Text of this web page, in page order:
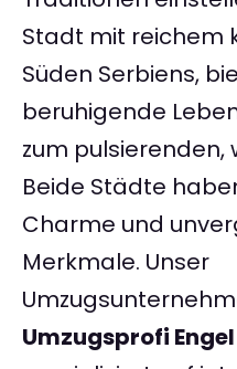
Stadt mit reichem
Süden Serbiens,
beruhigende
zum pulsierenden,
Beide Städte
Charme und
Merkmale. Unser
Umzugsprofi Engel